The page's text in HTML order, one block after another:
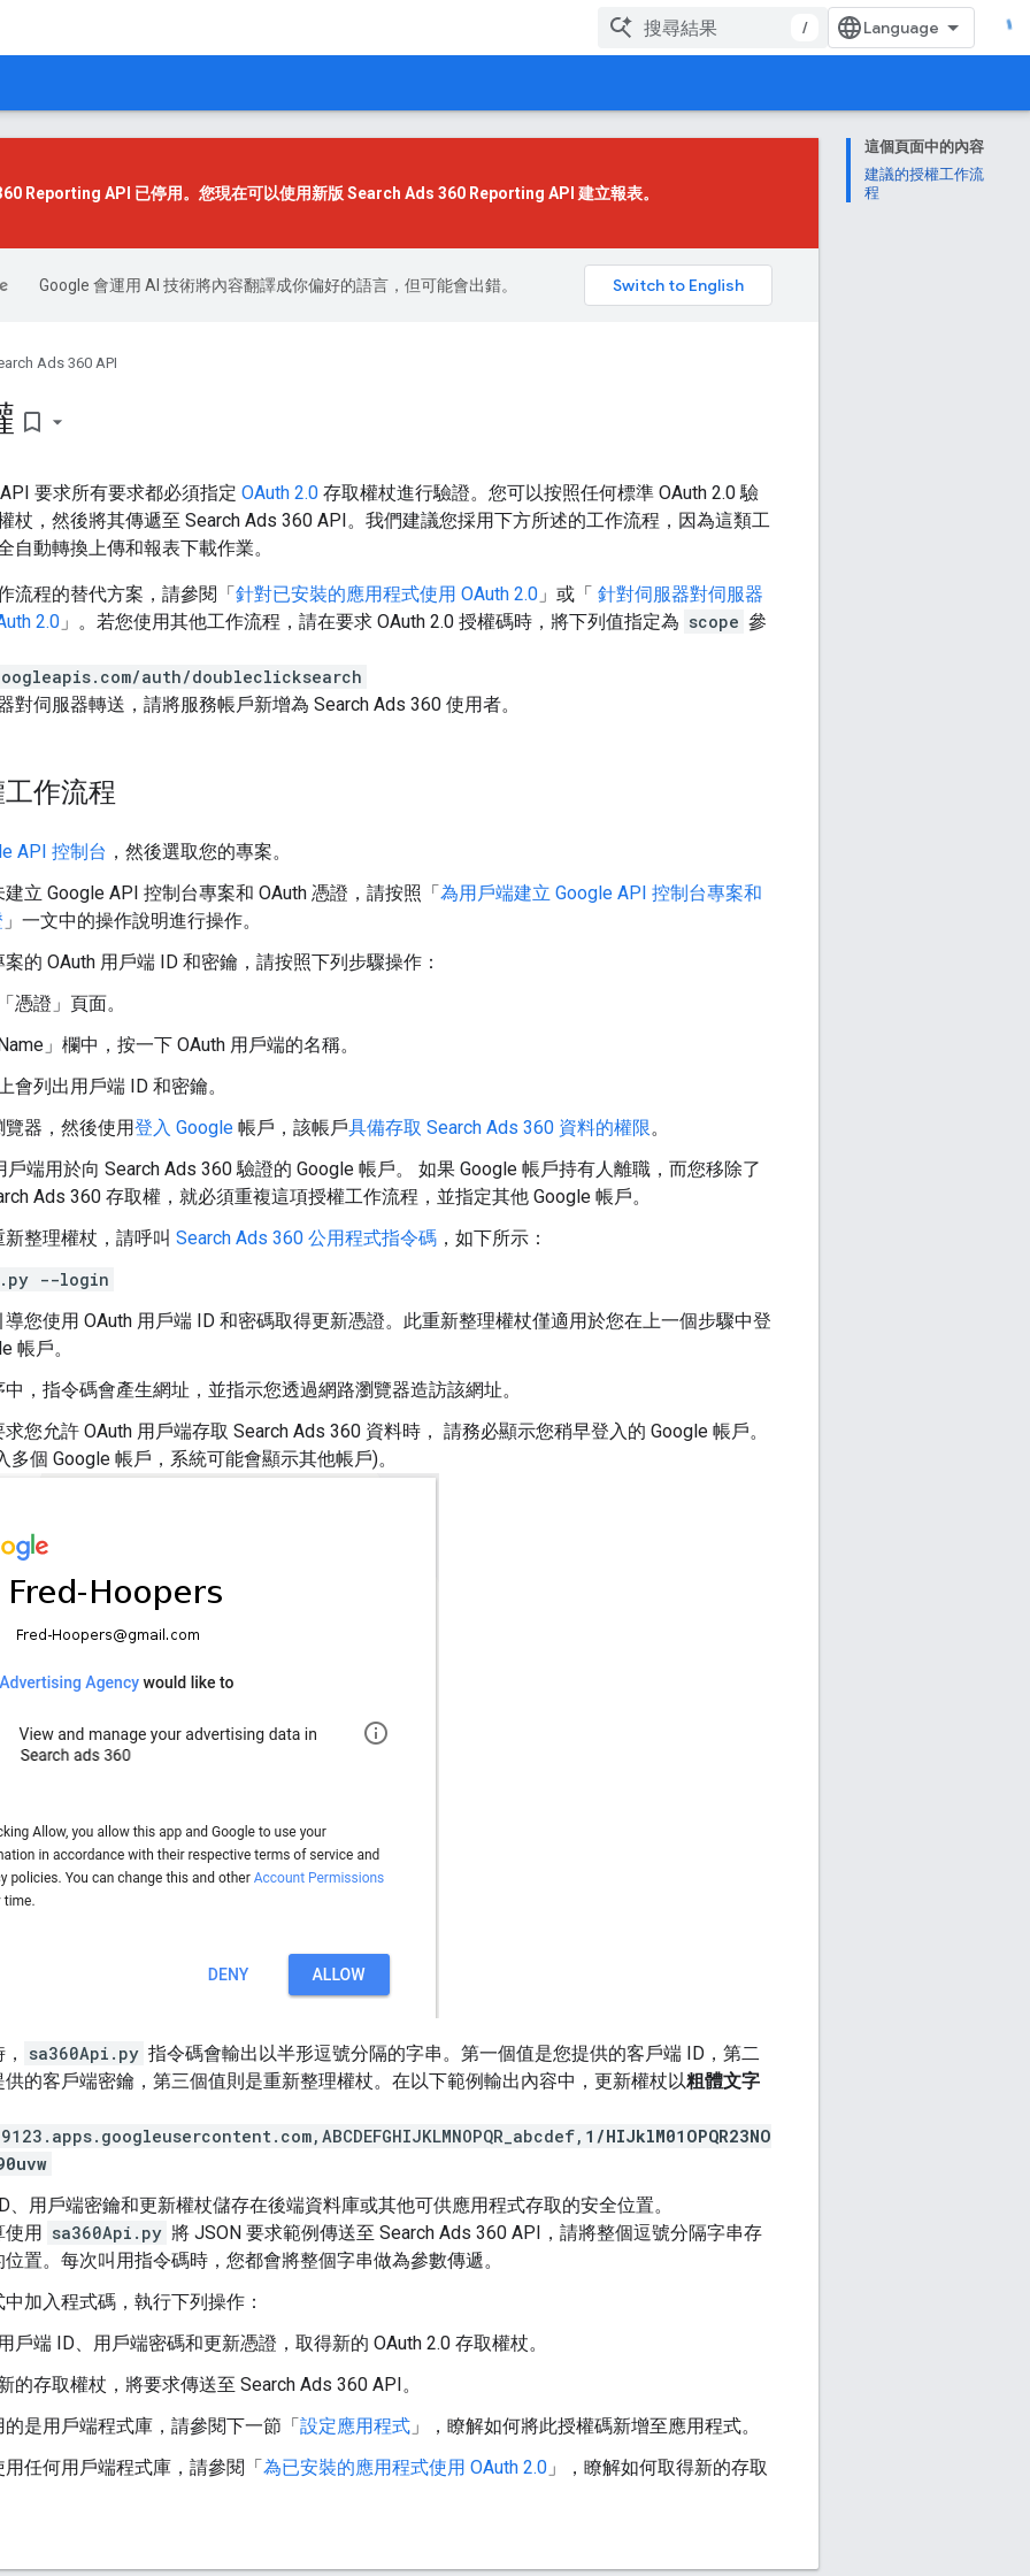
/
這個頁面中的內容
建議的授權工作流
程
Reporting API 已停用。您現在可以使用新版 Search Ads 360 Reporting API 建立報表。
Google 會運用 AI 技術將內容翻譯成你偏好的語言，但可能會出錯。
Ads 360 API
bookmark_border
要求所有要求都必須指定 OAuth 2.0 存取權杖進行驗證。您可以按照任何標準 OAuth 2.0 驗
杖，然後將其傳遞至 Search Ads 360 API。我們建議您採用下方所述的工作流程，因為這類工
自動轉換上傳和報表下載作業。
流程的替代方案，請參閱「針對已安裝的應用程式使用 OAuth 2.0 」或「 針對伺服器對伺服器
2.0 」。若您使用其他工作流程，請在要求 OAuth 2.0 授權碼時，將下列值指定為 scope 參
auth/doubleclicksearch
對伺服器轉送，請將服務帳戶新增為 Search Ads 360 使用者。
作流程
API 控制台 ，然後選取您的專案。
立 Google API 控制台專案和 OAuth 憑證，請按照「為用戶端建立 Google API 控制台專案和
」一文中的操作說明進行操作。
的 OAuth 用戶端 ID 和密鑰，請按照下列步驟操作：
憑證」 頁面。
」 欄中，按一下 OAuth 用戶端的名稱。
會列出用戶端 ID 和密鑰。
器，然後使用登入 Google 帳戶，該帳戶具備存取 Search Ads 360 資料的權限。
戶端用於向 Search Ads 360 驗證的 Google 帳戶。 如果 Google 帳戶持有人離職，而您移除了
Ads 360 存取權，就必須重複這項授權工作流程，並指定其他 Google 帳戶。
整理權杖，請呼叫 Search Ads 360 公用程式指令碼 ，如下所示：
--login
您使用 OAuth 用戶端 ID 和密碼取得更新憑證。此重新整理權杖僅適用於您在上一個步驟中登
帳戶。
，指令碼會產生網址，並指示您透過網路瀏覽器造訪該網址。
您允許 OAuth 用戶端存取 Search Ads 360 資料時， 請務必顯示您稍早登入的 Google 帳戶。
多個 Google 帳戶，系統可能會顯示其他帳戶)。
sa360Api.py 指令碼會輸出以半形逗號分隔的字串。第一個值是您提供的客戶端 ID，第二
供的客戶端密鑰，第三個值則是重新整理權杖。在以下範例輸出內容中，更新權杖以粗體文字
1/HIJklM01OPQR23NO
、用戶端密鑰和更新權杖儲存在後端資料庫或其他可供應用程式存取的安全位置。
使用 sa360Api.py 將 JSON 要求範例傳送至 Search Ads 360 API，請將整個逗號分隔字串存
置。每次叫用指令碼時，您都會將整個字串做為參數傳遞。
加入程式碼，執行下列操作：
戶端 ID、用戶端密碼和更新憑證，取得新的 OAuth 2.0 存取權杖。
的存取權杖，將要求傳送至 Search Ads 360 API。
是用戶端程式庫，請參閱下一節「設定應用程式 」，瞭解如何將此授權碼新增至應用程式。
任何用戶端程式庫，請參閱「為已安裝的應用程式使用 OAuth 2.0 」，瞭解如何取得新的存取